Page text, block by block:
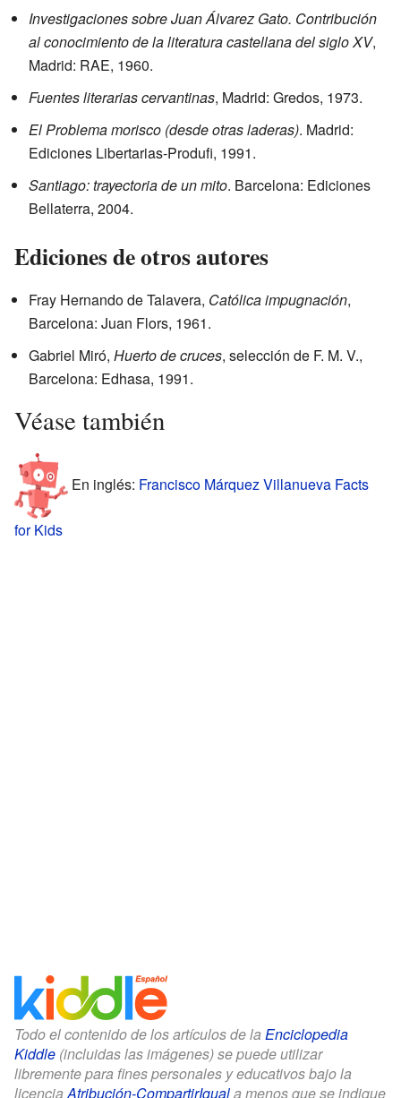
Investigaciones sobre Juan Álvarez Gato. Contribución
al conocimiento de la literatura castellana del siglo XV,
Madrid: RAE, 1960.
Fuentes literarias cervantinas, Madrid: Gredos, 1973.
El Problema morisco (desde otras laderas). Madrid:
Ediciones Libertarias-Produfi, 1991.
Santiago: trayectoria de un mito. Barcelona: Ediciones
Bellaterra, 2004.
Ediciones de otros autores
Fray Hernando de Talavera, Católica impugnación,
Barcelona: Juan Flors, 1961.
Gabriel Miró, Huerto de cruces, selección de F. M. V.,
Barcelona: Edhasa, 1991.
Véase también
En inglés: Francisco Márquez Villanueva Facts
for Kids
Todo el contenido de los artículos de la Enciclopedia
Kiddle (incluidas las imágenes) se puede utilizar
libremente para fines personales y educativos bajo la
licencia Atribución-CompartirIguala menos que se indique